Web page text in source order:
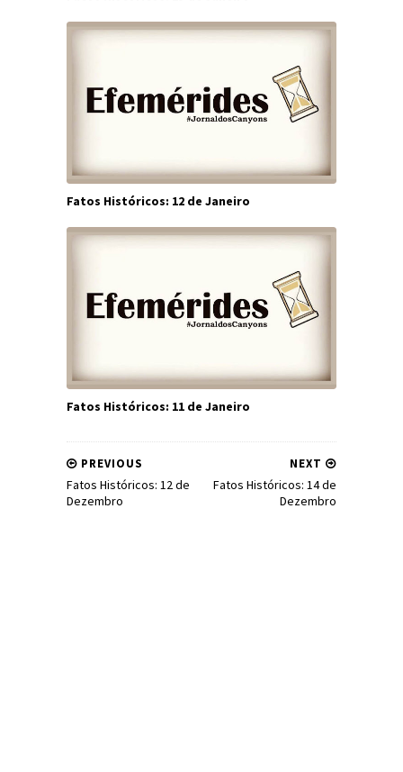
Fatos Históricos: 12 de Janeiro
Fatos Históricos: 11 de Janeiro
NEXT
Fatos Históricos: 14 de
Dezembro
PREVIOUS
Fatos Históricos: 12 de
Dezembro